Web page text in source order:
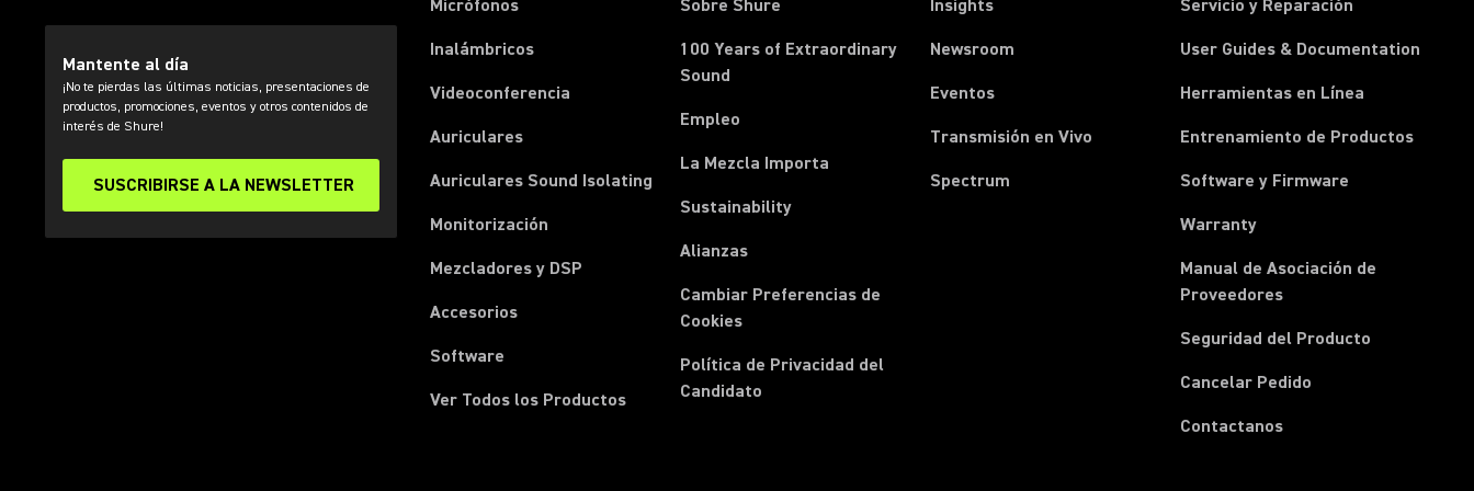
Mantente al día
¡No te pierdas las últimas noticias, presentaciones de
productos, promociones, eventos y otros contenidos de
interés de Shure!
SUSCRIBIRSE A LA NEWSLETTER
Micrófonos
Inalámbricos
Videoconferencia
Auriculares
Auriculares Sound Isolating
Monitorización
Mezcladores y DSP
Accesorios
Software
Ver Todos los Productos
Sobre Shure
100 Years of Extraordinary
Sound
Empleo
La Mezcla Importa
Sustainability
Alianzas
Cambiar Preferencias de
Cookies
Política de Privacidad del
Candidato
Insights
Newsroom
Eventos
Transmisión en Vivo
Spectrum
Servicio y Reparación
User Guides & Documentation
Herramientas en Línea
Entrenamiento de Productos
Software y Firmware
Warranty
Manual de Asociación de
Proveedores(Opens in a new tab)
Seguridad del Producto
Cancelar Pedido
Contactanos(Opens in a new tab)